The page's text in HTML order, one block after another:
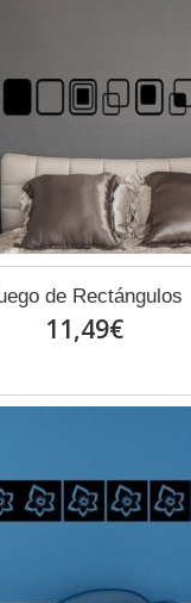
de Rectángulos
11,49€